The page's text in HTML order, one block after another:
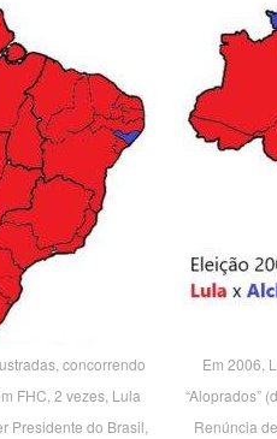
concorrendo
FHC, 2 vezes, Lula
Presidente do Brasil,
Em 2006,
“Aloprados”
Renúncia